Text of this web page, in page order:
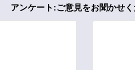
アンケート:ご意見をお聞かせ